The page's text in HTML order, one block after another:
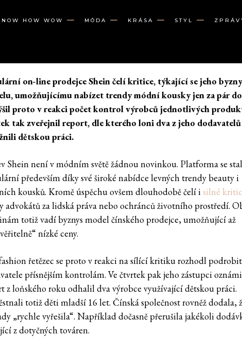
HOW WOW MÓDA KRÁSA STYL
on-line prodejce Shein čelí kritice, týkající se jeho
umožňujícímu nabízet trendy módní kousky jen za pár
proto v reakci počet kontrol výrobců jednotlivých
tak zveřejnil report, dle kterého loni dva z jeho dodavatelů
dětskou práci.
Shein není v módním světě žádnou novinkou. Platforma se
především díky své široké nabídce levných trendy beauty i
kousků. Kromě úspěchu ovšem dlouhodobě čelí isilné
advokátů za lidská práva nebo ochránců životního prostředí.
totiž vadí byznys model čínského prodejce, umožňující až
nízké ceny.
řetězec se proto v reakci na sílící kritiku rozhodl podrobit
přísnějším kontrolám. Ve čtvrtek pak jeho zástupci
z loňského roku odhalil dva výrobce využívající dětskou práci.
totiž děti mladší 16 let. Čínská společnost rovněž dodala,
„rychle vyřešila“. Například dočasně přerušila jakékoli
z dotyčných továren.